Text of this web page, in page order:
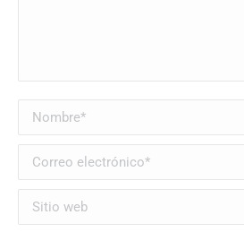
Nombre *
Correo electrónico *
Sitio web